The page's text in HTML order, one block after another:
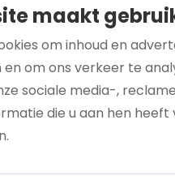
Hoe kies je
aan een betere
maakt
om inhoud en
om ons verkeer te
sociale media-,
die u aan hen